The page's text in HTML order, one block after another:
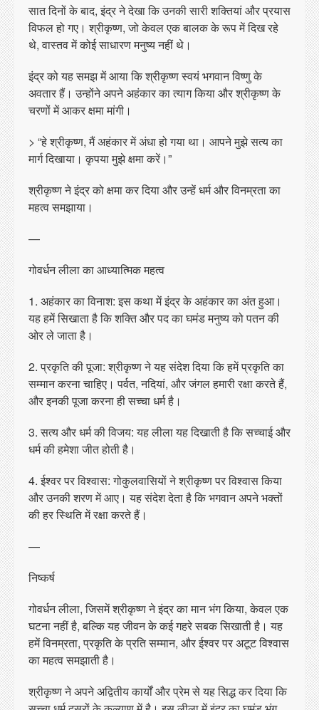
सात दिनों के बाद, इंद्र ने देखा कि उनकी सारी शक्तियां और प्रयास
विफल हो गए। श्रीकृष्ण, जो केवल एक बालक के रूप में दिख रहे
थे, वास्तव में कोई साधारण मनुष्य नहीं थे।
इंद्र को यह समझ में आया कि श्रीकृष्ण स्वयं भगवान विष्णु के
अवतार हैं। उन्होंने अपने अहंकार का त्याग किया और श्रीकृष्ण के
चरणों में आकर क्षमा मांगी।
> “हे श्रीकृष्ण, मैं अहंकार में अंधा हो गया था। आपने मुझे सत्य का
मार्ग दिखाया। कृपया मुझे क्षमा करें।”
श्रीकृष्ण ने इंद्र को क्षमा कर दिया और उन्हें धर्म और विनम्रता का
महत्व समझाया।
—
गोवर्धन लीला का आध्यात्मिक महत्व
1. अहंकार का विनाश: इस कथा में इंद्र के अहंकार का अंत हुआ।
यह हमें सिखाता है कि शक्ति और पद का घमंड मनुष्य को पतन की
ओर ले जाता है।
2. प्रकृति की पूजा: श्रीकृष्ण ने यह संदेश दिया कि हमें प्रकृति का
सम्मान करना चाहिए। पर्वत, नदियां, और जंगल हमारी रक्षा करते हैं,
और इनकी पूजा करना ही सच्चा धर्म है।
3. सत्य और धर्म की विजय: यह लीला यह दिखाती है कि सच्चाई और
धर्म की हमेशा जीत होती है।
4. ईश्वर पर विश्वास: गोकुलवासियों ने श्रीकृष्ण पर विश्वास किया
और उनकी शरण में आए। यह संदेश देता है कि भगवान अपने भक्तों
की हर स्थिति में रक्षा करते हैं।
—
निष्कर्ष
गोवर्धन लीला, जिसमें श्रीकृष्ण ने इंद्र का मान भंग किया, केवल एक
घटना नहीं है, बल्कि यह जीवन के कई गहरे सबक सिखाती है। यह
हमें विनम्रता, प्रकृति के प्रति सम्मान, और ईश्वर पर अटूट विश्वास
का महत्व समझाती है।
श्रीकृष्ण ने अपने अद्वितीय कार्यों और प्रेम से यह सिद्ध कर दिया कि